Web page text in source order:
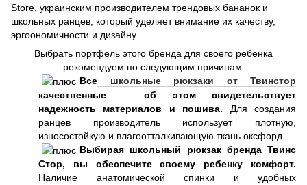
Store, украинским производителем трендовых бананок и
школьных ранцев, который уделяет внимание их качеству,
эргоономичности и дизайну.
Выбрать портфель этого бренда для своего ребенка
рекомендуем по следующим причинам:
Все школьные рюкзаки от Твинстор
качественные – об этом свидетельствует
надежность материалов и пошива. Для создания
ранцев производитель использует плотную,
износостойкую и влагоотталкивающую ткань оксфорд.
Выбирая школьный рюкзак бренда Твинс
Стор, вы обеспечите своему ребенку комфорт.
Наличие анатомической спинки и удобных